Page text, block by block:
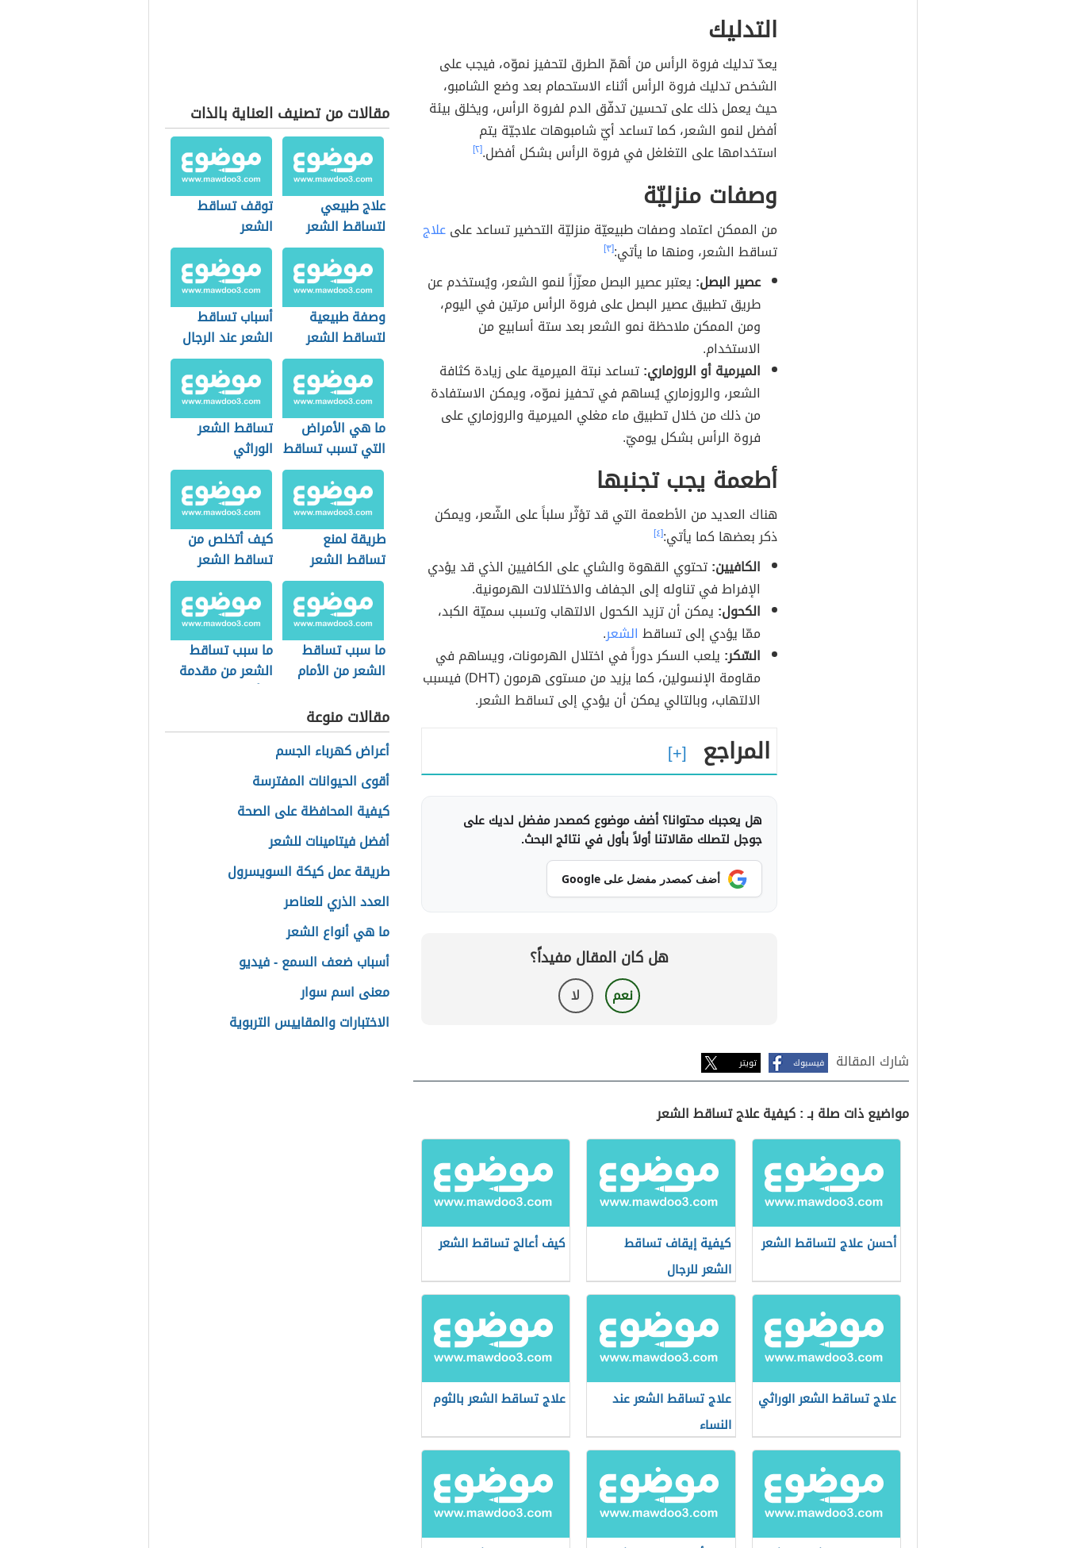
التدليك
يعدّ تدليك فروة الرأس من أهمّ الطرق لتحفيز نموّه، فيجب على
الشخص تدليك فروة الرأس أثناء الاستحمام بعد وضع الشامبو،
حيث يعمل ذلك على تحسين تدفّق الدم لفروة الرأس، ويخلق بيئة
أفضل لنمو الشعر، كما تساعد أيّ شامبوهات علاجيّة يتم
استخدامها على التغلغل في فروة الرأس بشكل أفضل.[٢]
وصفات منزليّة
من الممكن اعتماد وصفات طبيعيّة منزليّة التحضير تساعد علىعلاج
تساقط الشعر، ومنها ما يأتي:[٣]
عصير البصل: يعتبر عصير البصل معزّزاً لنمو الشعر، ويُستخدم عن
طريق تطبيق عصير البصل على فروة الرأس مرتين في اليوم،
ومن الممكن ملاحظة نمو الشعر بعد ستة أسابيع من
الاستخدام.
الميرمية أو الروزماري:تساعد نبتة الميرمية على زيادة كثافة
الشعر، والروزماري يُساهم في تحفيز نموّه، ويمكن الاستفادة
من ذلك من خلال تطبيق ماء مغلي الميرمية والروزماري على
فروة الرأس بشكل يوميّ.
أطعمة يجب تجنبها
هناك العديد من الأطعمة التي قد تؤثّر سلباً على الشّعر، ويمكن
ذكر بعضها كما يأتي:[٤]
الكافيين:تحتوي القهوة والشاي على الكافيين الذي قد يؤدي
الإفراط في تناوله إلى الجفاف والاختلالات الهرمونية.
الكحول: يمكن أن تزيد الكحول الالتهاب وتسبب سميّة الكبد،
ممّا يؤدي إلى تساقط الشعر.
السّكر: يلعب السكر دوراً في اختلال الهرمونات، ويساهم في
مقاومة الإنسولين، كما يزيد من مستوى هرمون (DHT) فيسبب
الالتهاب، وبالتالي يمكن أن يؤدي إلى تساقط الشعر.
المراجع
هل يعجبك محتوانا؟ أضف موضوع كمصدر مفضل لديك على
جوجل لتصلك مقالاتنا أولاً بأول في نتائج البحث.
أضف كمصدر مفضل على Google
هل كان المقال مفيداً؟
نعم لا
شارك المقالة فيسبوك تويتر
مواضيع ذات صلة بـ : كيفية علاج تساقط الشعر
أحسن علاج لتساقط الشعر
كيفية إيقاف تساقط
الشعر للرجال
كيف أعالج تساقط الشعر
علاج تساقط الشعر الوراثي
علاج تساقط الشعر عند
النساء
علاج تساقط الشعر بالثوم
مقالات من تصنيف العناية بالذات
علاج طبيعي
لتساقط الشعر
توقف تساقط
الشعر
وصفة طبيعية
لتساقط الشعر
أسباب تساقط
الشعر عند الرجال
ما هي الأمراض
التي تسبب تساقط
الشعر
تساقط الشعر
الوراثي
طريقة لمنع
تساقط الشعر
كيف أتخلص من
تساقط الشعر
ما سبب تساقط
الشعر من الأمام
ما سبب تساقط
الشعر من مقدمة
الرأس
مقالات منوعة
أعراض كهرباء الجسم
أقوى الحيوانات المفترسة
كيفية المحافظة على الصحة
أفضل فيتامينات للشعر
طريقة عمل كيكة السويسرول
العدد الذري للعناصر
ما هي أنواع الشعر
أسباب ضعف السمع - فيديو
معنى اسم سوار
الاختبارات والمقاييس التربوية